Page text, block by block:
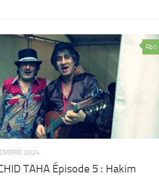
0
2024
TAHA Épisode 5 : Hakim